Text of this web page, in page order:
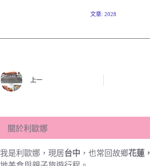
文章: 2028
上一
關於利歐娜
我是利歐娜，現居台中 ，也常回故鄉花蓮，